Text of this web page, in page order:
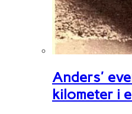
Anders'
kilometer i